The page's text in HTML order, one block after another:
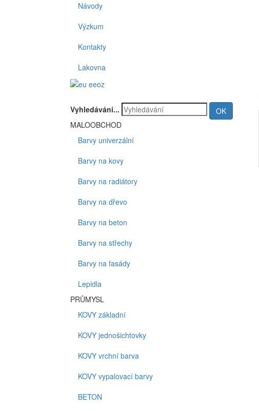
Návody
Výzkum
Kontakty
Lakovna
Vyhledávání...
OK
MALOOBCHOD
Barvy univerzální
Barvy na kovy
Barvy na radiátory
Barvy na dřevo
Barvy na beton
Barvy na střechy
Barvy na fasády
Lepidla
PRŮMYSL
KOVY základní
KOVY jednošichtovky
KOVY vrchní barva
KOVY vypalovací barvy
BETON